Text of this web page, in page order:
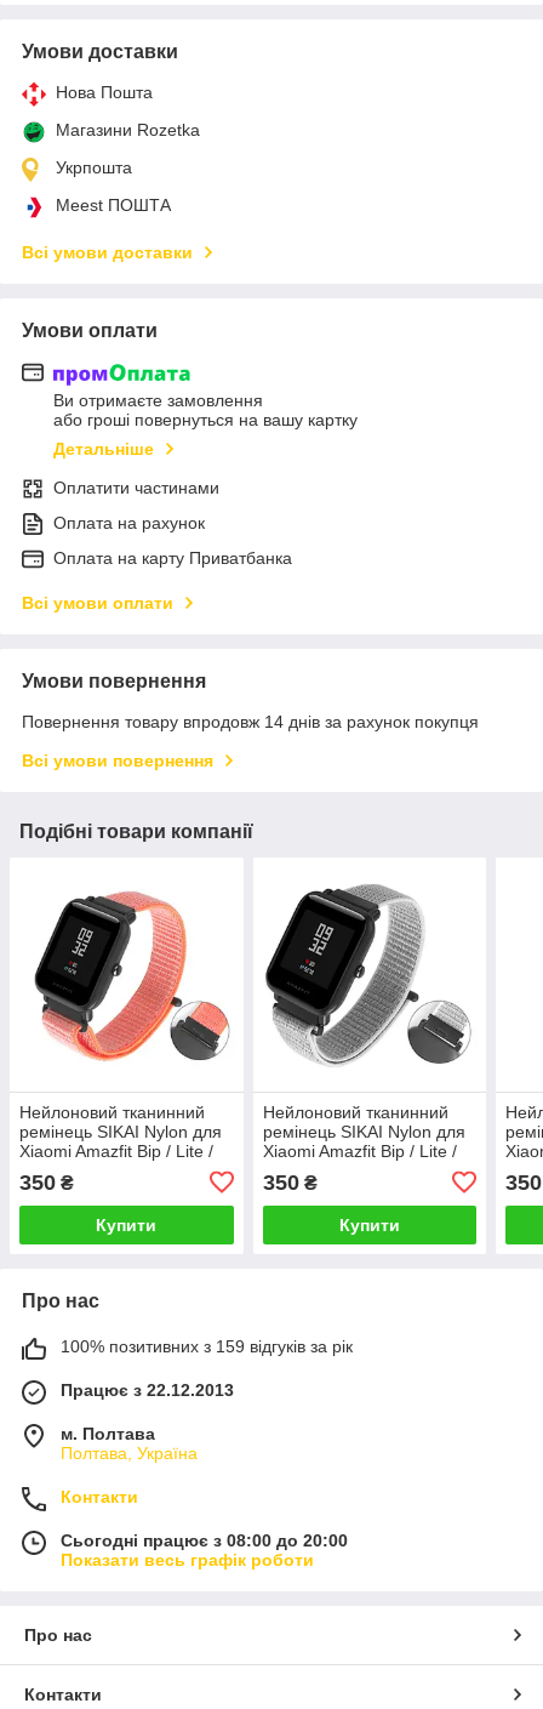
Умови доставки
Нова Пошта
Магазини Rozetka
Укрпошта
Meest ПОШТА
Всі умови доставки
Умови оплати
Ви отримаєте замовлення
або гроші повернуться на вашу картку
Детальніше
Оплатити частинами
Оплата на рахунок
Оплата на карту Приватбанка
Всі умови оплати
Умови повернення
Повернення товару впродовж 14 днів за рахунок покупця
Всі умови повернення
Подібні товари компанії
Нейлоновий тканинний
ремінець SIKAI Nylon для
Xiaomi Amazfit Bip / Lite /
Помаранчевий 1577P
350 ₴
Купити
Нейлоновий тканинний
ремінець SIKAI Nylon для
Xiaomi Amazfit Bip / Lite /
1577P
350₴
Купити
350
Про нас
100% позитивних з 159 відгуків за рік
Працює з 22.12.2013
м. Полтава
Полтава, Україна
Контакти
Сьогодні працює з 08:00 до 20:00
Показати весь графік роботи
Про нас
Контакти